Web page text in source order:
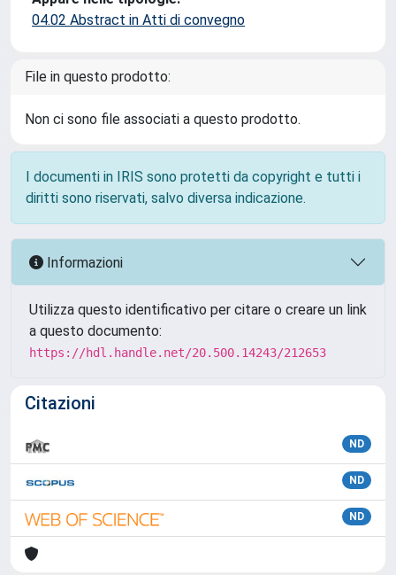
04.02 Abstract in Atti di convegno
File in questo prodotto:
Non ci sono file associati a questo prodotto.
I documenti in IRIS sono protetti da copyright e tutti i
diritti sono riservati, salvo diversa indicazione.
Informazioni
Utilizza questo identificativo per citare o creare un link
a questo documento:
https://hdl.handle.net/20.500.14243/212653
Citazioni
ND
ND
ND